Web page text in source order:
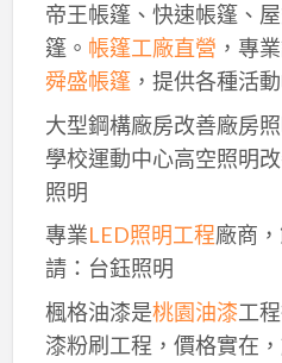
帝王帳篷、快速帳篷、
篷。 帳篷工廠直營 ，專
舜盛帳篷，提供各種活
大型鋼構廠房改善廠房照
學校運動中心高空照明
照明
專業LED照明工程廠商
請：台鈺照明
楓格油漆是桃園油漆工
漆粉刷工程，價格實在